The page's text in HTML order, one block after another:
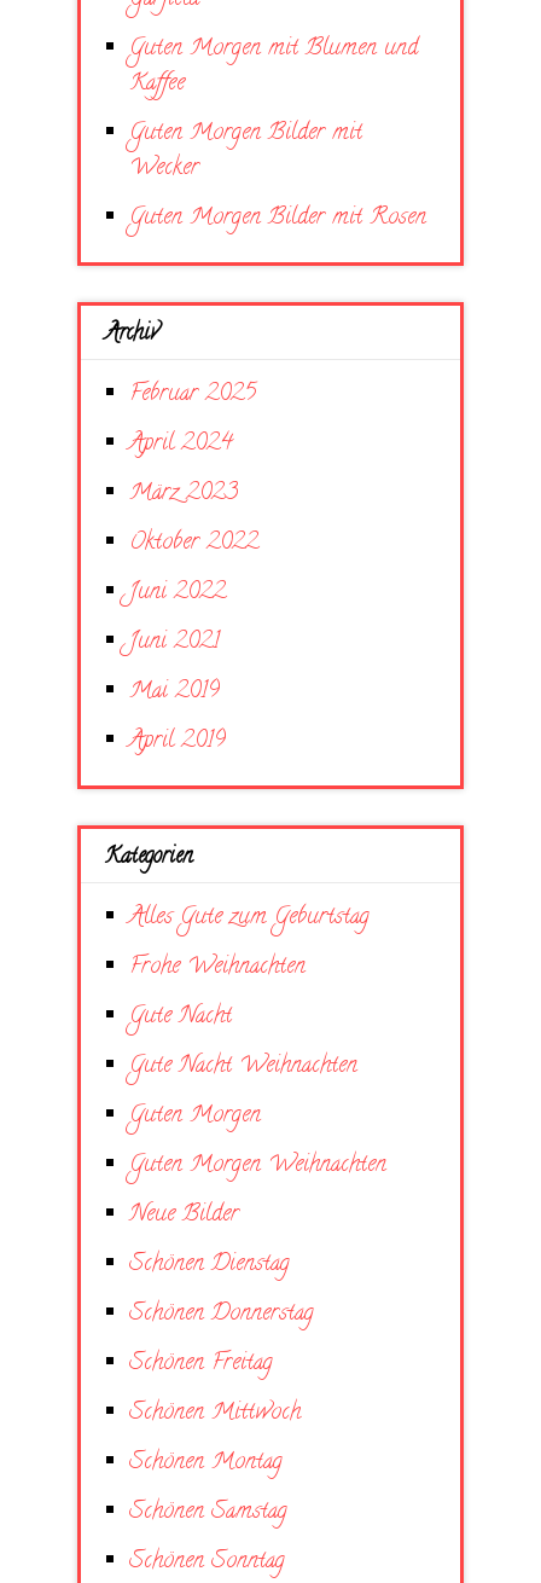
Guten Morgen mit Blumen und
Kaffee
Guten Morgen Bilder mit
Wecker
Guten Morgen Bilder mit Rosen
Archiv
Februar 2025
April 2024
März 2023
Oktober 2022
Juni 2022
Juni 2021
Mai 2019
April 2019
Kategorien
Alles Gute zum Geburtstag
Frohe Weihnachten
Gute Nacht
Gute Nacht Weihnachten
Guten Morgen
Guten Morgen Weihnachten
Neue Bilder
Schönen Dienstag
Schönen Donnerstag
Schönen Freitag
Schönen Mittwoch
Schönen Montag
Schönen Samstag
Schönen Sonntag